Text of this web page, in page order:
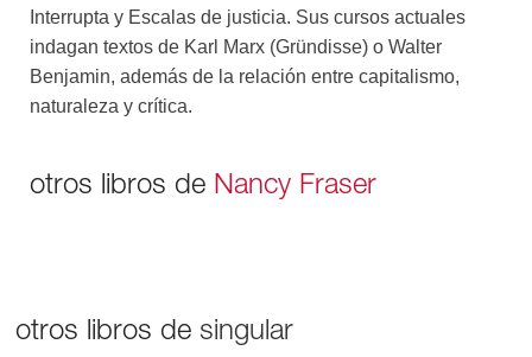
Interrupta y Escalas de justicia. Sus cursos actuales
indagan textos de Karl Marx (Gründisse) o Walter
Benjamin, además de la relación entre capitalismo,
naturaleza y crítica.
otros libros de Nancy Fraser
otros libros de singular